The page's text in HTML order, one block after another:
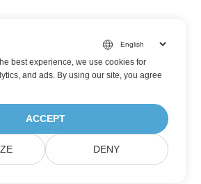
best experience, we use cookies for
and ads. By using our site, you agree
ACCEPT
DENY